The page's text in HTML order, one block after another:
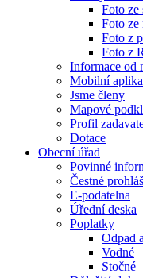
Foto ze
Foto ze
Foto z
Foto z
Informace od
Mobilní
Jsme členy
Mapové
Profil
Dotace
Obecní úřad
Povinné
Čestné
E-podatelna
Úřední deska
Poplatky
Odpad
Vodné
Stočné